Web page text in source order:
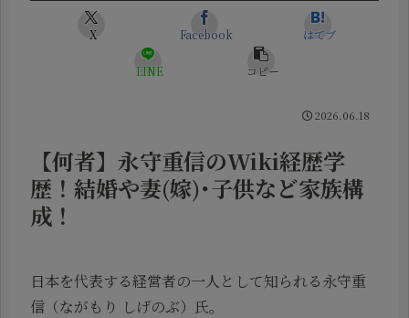
X Facebook はてブ
LINE コピー
2026.06.18
【何者】永守重信のWiki経歴学
歴！結婚や妻(嫁)･子供など家族構
成！
日本を代表する経営者の一人として知られる永守重
信（ながもり しげのぶ）氏。